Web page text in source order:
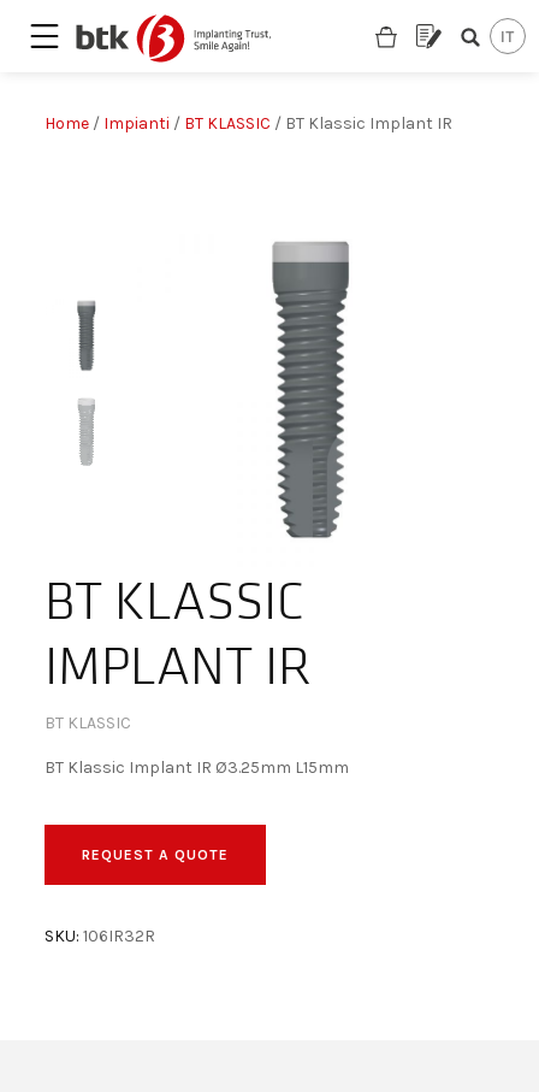
Are you looking for a partner?
Home / Impianti / BT KLASSIC / BT Klassic Implant IR
BT KLASSIC
IMPLANT IR
BT KLASSIC
BT Klassic Implant IR Ø3.25mm L15mm
REQUEST A QUOTE
SKU:106IR32R